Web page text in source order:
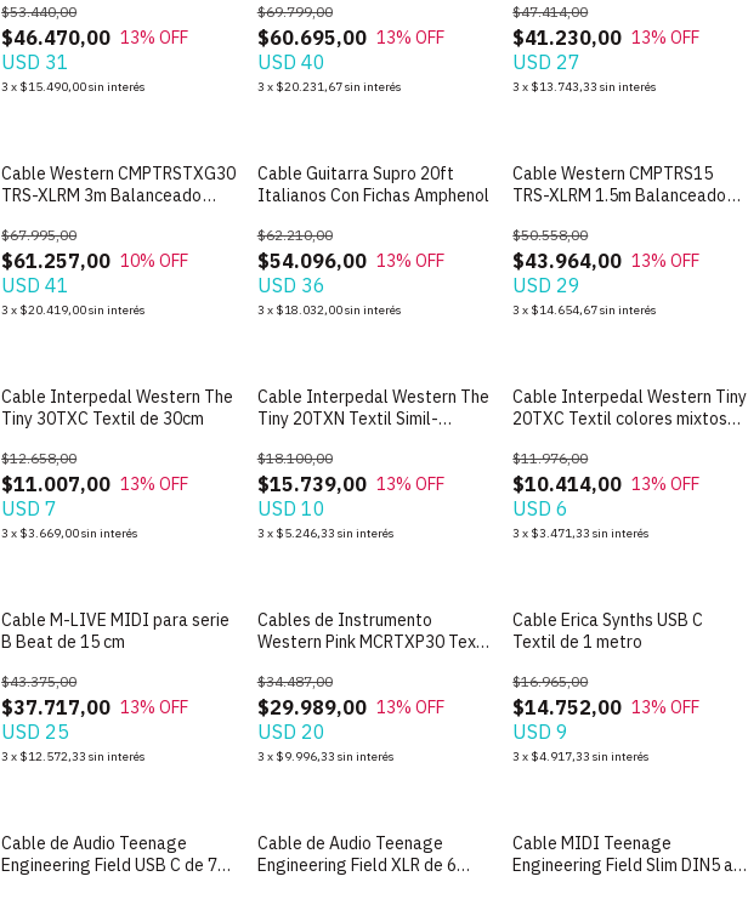
$46.470,00
$53.440,00
13% OFF
USD 31
3 x $15.490,00sin interés
$60.695,00
$69.799,00
13% OFF
USD 40
3 x $20.231,67sin interés
$41.230,00
$47.414,00
13% OFF
USD 27
3 x $13.743,33 sin interés
Cable Western CMPTRSTXG30
TRS-XLRM 3m Balanceado
$61.257,00
$67.995,00
10% OFF
USD 41
3 x $20.419,00sin interés
Cable Guitarra Supro 20ft
Italianos Con Fichas Amphenol
$54.096,00
$62.210,00
13% OFF
USD 36
3 x $18.032,00sin interés
Cable Western CMPTRS15
TRS-XLRM 1.5m Balanceado
$43.964,00
$50.558,00
13% OFF
USD 29
3 x $14.654,67sin interés
Cable Interpedal Western The
Tiny 30TXC Textil de 30cm
$11.007,00
$12.658,00
13% OFF
USD 7
3 x $3.669,00sin interés
Cable Interpedal Western The
Tiny 20TXN Textil Simil-
$15.739,00
$18.100,00
13% OFF
USD 10
3 x $5.246,33 sin interés
Cable Interpedal Western Tiny
20TXC Textil colores mixtos
$10.414,00
$11.976,00
13% OFF
USD 6
3 x $3.471,33 sin interés
Cable M-LIVE MIDI para serie
B Beat de 15 cm
$37.717,00
$43.375,00
13% OFF
USD 25
3 x $12.572,33 sin interés
Cables de Instrumento
Western Pink MCRTXP30 Textil
$29.989,00
$34.487,00
13% OFF
USD 20
3 x $9.996,33 sin interés
Cable Erica Synths USB C
Textil de 1 metro
$14.752,00
$16.965,00
13% OFF
USD 9
3 x $4.917,33 sin interés
Cable de Audio Teenage
Engineering Field USB C de 75
Cable de Audio Teenage
Engineering Field XLR de 6
Cable MIDI Teenage
Engineering Field Slim DIN5 a